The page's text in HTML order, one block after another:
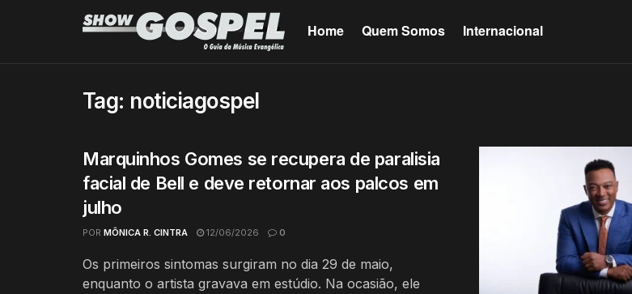
Home Quem Somos Internacional
Tag: noticiagospel
Marquinhos Gomes se recupera de paralisia
facial de Bell e deve retornar aos palcos em
julho
POR MÔNICA R. CINTRA 12/06/2026 0
Os primeiros sintomas surgiram no dia 29 de maio,
enquanto o artista gravava em estúdio. Na ocasião, ele